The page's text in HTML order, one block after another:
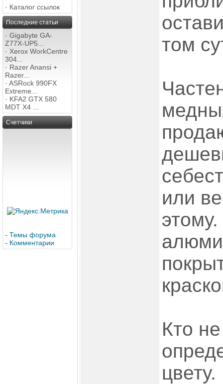
· Каталог ссылок
Последние статьи
· Gigabyte GA-
Z77X-UP5...
· Xerox WorkCentre
304...
· Razer Anansi +
Razer...
· ASRock 990FX
Extreme...
· KFA2 GTX 580
MDT X4 ...
Счетчики
- Темы форума
- Комментарии
том
или
Кто
цвету.